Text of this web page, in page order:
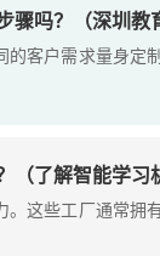
吗？（深圳教
客户需求量身定
了解智能学习
这些工厂通常拥